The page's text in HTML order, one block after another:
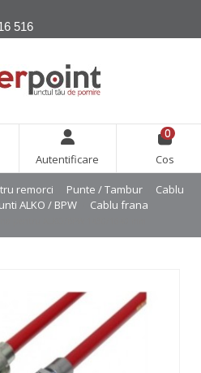
516
Autentificare
0
Cos
remorci Punte / Tambur
Cablu
ALKO / BPW
Cablu frana